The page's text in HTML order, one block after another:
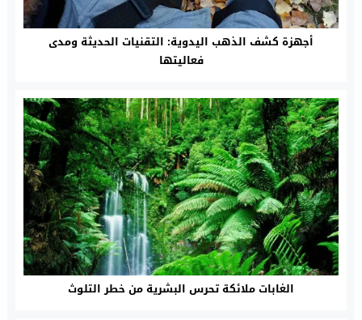
أجهزة كشف الذهب اليدوية: التقنيات الحديثة ومدى
فعاليتها
الغابات ملائكة تحرس البشرية من خطر التلوث